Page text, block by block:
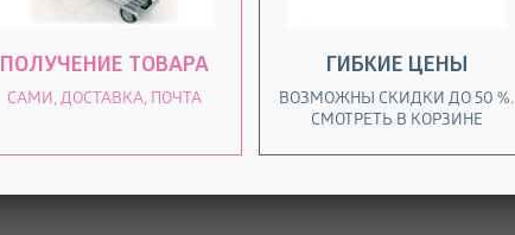
ПОЛУЧЕНИЕ ТОВАРА
САМИ, ДОСТАВКА, ПОЧТА
ГИБКИЕ ЦЕНЫ
ВОЗМОЖНЫ СКИДКИ ДО 50 %.
СМОТРЕТЬ В КОРЗИНЕ